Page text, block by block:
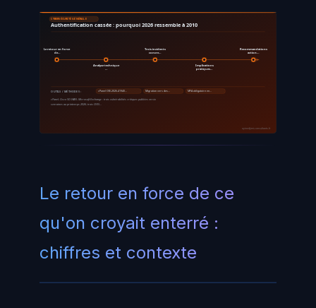
CYBERSÉCURITÉ GÉNÉRALE
Authentification cassée : pourquoi 2026 ressemble à 2010
de…
Le retour en force
Analyse technique
concre…
Trois incidents
Implications
pratiques…
action…
Recommandations
OUTILS / MÉTHODES : cPanel CVE-2026-41940… Migration vers des… MFA obligatoire en…
cPanel, Cisco SD-WAN, Microsoft Exchange : trois vulnérabilités critiques publiées en six
semaines au printemps 2026, trois CVSS…
ayinedjimi-consultants.fr
Le retour en force de ce
qu'on croyait enterré :
chiffres et contexte